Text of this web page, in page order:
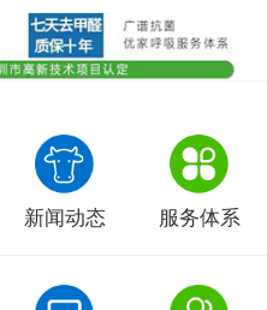
新闻动态 服务体系